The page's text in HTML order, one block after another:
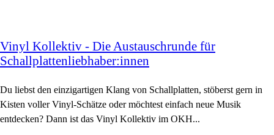
Vinyl Kollektiv - Die Austauschrunde für
Schallplattenliebhaber:innen
Du liebst den einzigartigen Klang von Schallplatten, stöberst gern in
Kisten voller Vinyl-Schätze oder möchtest einfach neue Musik
entdecken? Dann ist das Vinyl Kollektiv im OKH...